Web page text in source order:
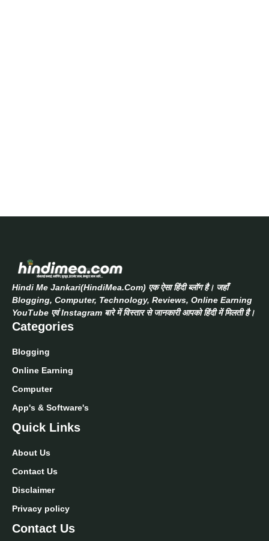
Hindi Me Jankari(HindiMea.Com) एक ऐसा हिंदी ब्लॉग है। जहाँ
Blogging, Computer, Technology, Reviews, Online Earning
YouTube एवं Instagram बारे में विस्तार से जानकारी आपको हिंदी में मिलती है।
Categories
Blogging
Online Earning
Computer
App's & Software's
Quick Links
About Us
Contact Us
Disclaimer
Privacy policy
Contact Us